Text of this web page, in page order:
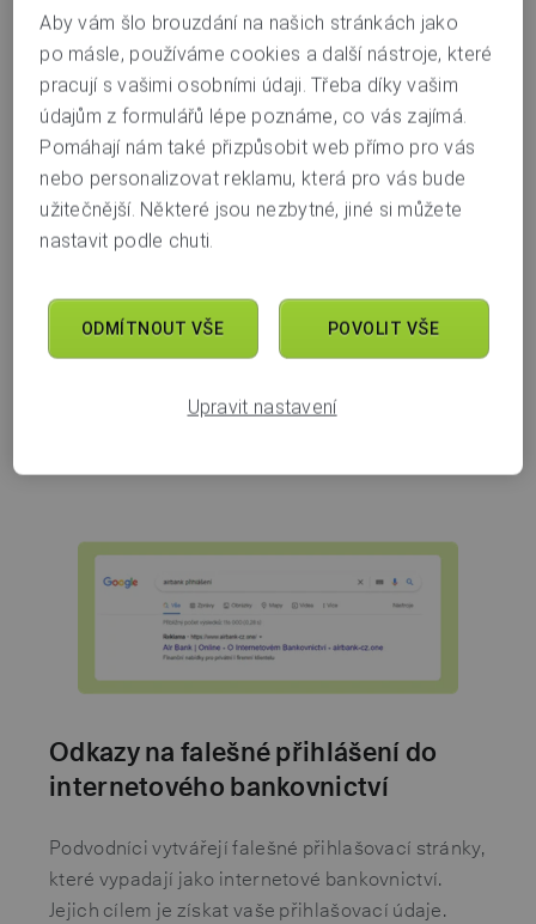
Investiční podvody
Podvodníci lákají na výhodné investice do akcií
nebo kryptoměn. Ve skutečnosti se snaží získat
Více o podvodu
Odkazy na falešné přihlášení do
internetového bankovnictví
Podvodníci vytvářejí falešné přihlašovací stránky,
které vypadají jako internetové bankovnictví.
Jejich cílem je získat vaše přihlašovací údaje.
Aby vám šlo brouzdání na našich stránkách jako
po másle, používáme cookies a další nástroje, které
pracují s vašimi osobními údaji. Třeba díky vašim
údajům z formulářů lépe poznáme, co vás zajímá.
Pomáhají nám také přizpůsobit web přímo pro vás
nebo personalizovat reklamu, která pro vás bude
užitečnější. Některé jsou nezbytné, jiné si můžete
nastavit podle chuti.
ODMÍTNOUT VŠE POVOLIT VŠE
Upravit nastavení